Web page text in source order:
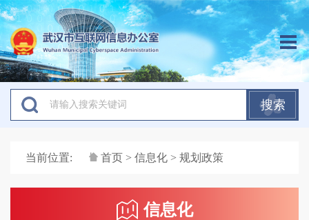
搜索
当前位置: 首页 > 信息化 > 规划政策
信息化